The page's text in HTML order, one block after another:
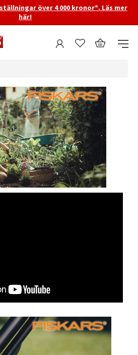
över 4 000 kronor*. Läs mer
här!